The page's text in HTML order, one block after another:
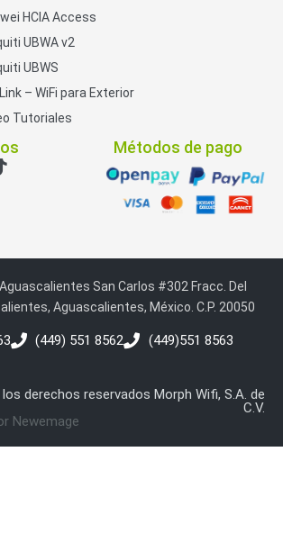
HCIA Access
UBWA v2
UBWS
– WiFi para Exterior
Tutoriales
Métodos de pago
San Carlos #302 Fracc. Del
Aguascalientes, México. C.P. 20050
(449) 551 8562
(449)551 8563
derechos reservados Morph Wifi, S.A. de
C.V.
Newemage